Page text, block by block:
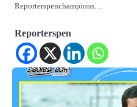
Reporterspenchampions…
Reporterspen